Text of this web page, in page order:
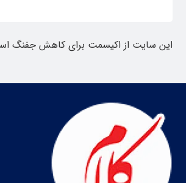
این سایت از اکیسمت برای کاهش جفنگ